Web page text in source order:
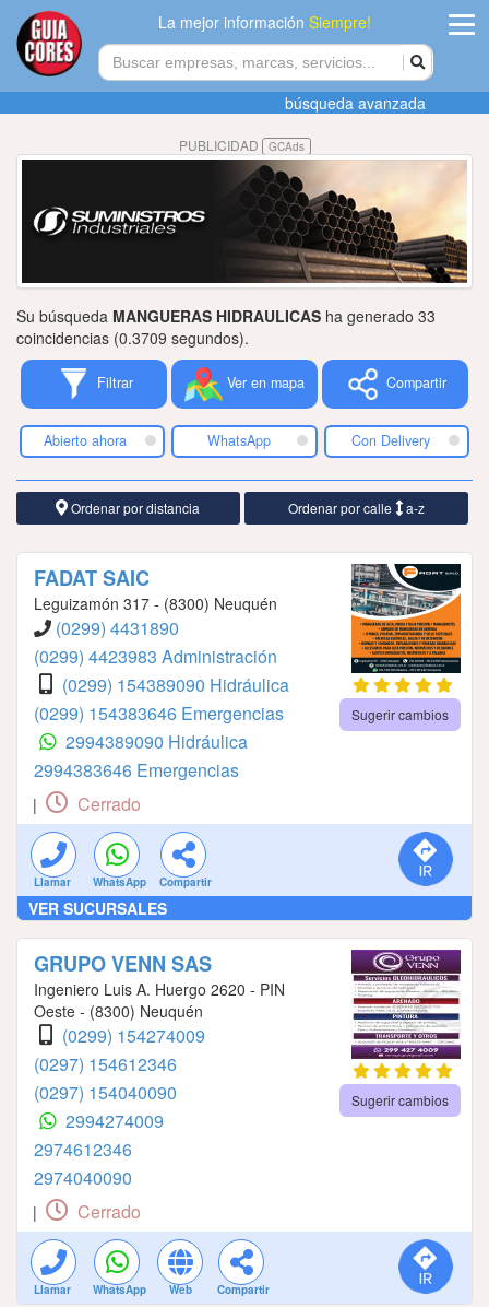
La mejor informaciónSiempre!
Agregar
empresa
datos
Publicidad
Tiendacores
Contactenos
búsqueda avanzada
PUBLICIDAD GCAds
Su búsqueda MANGUERAS HIDRAULICAS ha generado 33
coincidencias (0.3709 segundos).
Filtrar Ver en mapa Compartir
Abierto ahora WhatsApp Con Delivery
Ordenar por distancia Ordenar por calle a-z
FADAT SAIC
Leguizamón 317 - (8300) Neuquén
(0299) 4431890
(0299) 4423983 Administración
(0299) 154389090 Hidráulica
(0299) 154383646 Emergencias
2994389090 Hidráulica
2994383646 Emergencias
Sugerir cambios
| Cerrado
Llamar WhatsApp Compartir
VER SUCURSALES
GRUPO VENN SAS
Ingeniero Luis A. Huergo 2620 - PIN
Oeste - (8300) Neuquén
(0299) 154274009
(0297) 154612346
(0297) 154040090
2994274009
2974612346
2974040090
Sugerir cambios
| Cerrado
Llamar WhatsApp Web Compartir